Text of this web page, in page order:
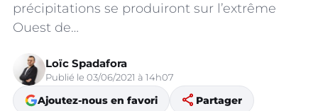
précipitations se produiront sur l’extrême
Ouest de…
Loïc Spadafora
Publié le 03/06/2021 à 14h07
Ajoutez-nous en favori share Partager